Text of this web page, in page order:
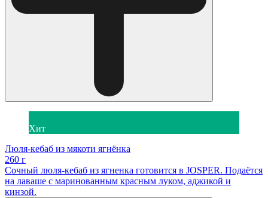
Хит
Люля-кебаб из мякоти ягнёнка
260 г
Сочный люля-кебаб из ягненка готовится в JOSPER. Подаётся
на лаваше с маринованным красным луком, аджикой и
кинзой.